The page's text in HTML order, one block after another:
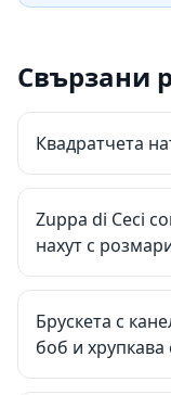
Свързани
Квадратчета
Zuppa di Ceci
нахут с
Брускета с
боб и хрупкава